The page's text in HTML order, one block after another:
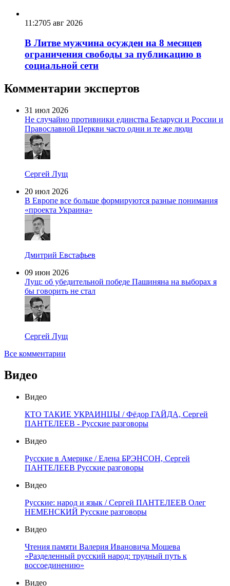
11:2705 авг 2026
В Литве мужчина осужден на 8 месяцев
ограничения свободы за публикацию в
социальной сети
Комментарии экспертов
31 июл 2026
Не случайно противники единства Беларуси и России и
Православной Церкви часто одни и те же люди
Сергей Лущ
20 июл 2026
В Европе все больше формируются разные понимания
«проекта Украина»
Дмитрий Евстафьев
09 июн 2026
Лущ: об убедительной победе Пашиняна на выборах я
бы говорить не стал
Сергей Лущ
Все комментарии
Видео
Видео
КТО ТАКИЕ УКРАИНЦЫ / Фёдор ГАЙДА, Сергей
ПАНТЕЛЕЕВ - Русские разговоры
Видео
Русские в Америке / Елена БРЭНСОН, Сергей
ПАНТЕЛЕЕВ Русские разговоры
Видео
Русские: народ и язык / Сергей ПАНТЕЛЕЕВ Олег
НЕМЕНСКИЙ Русские разговоры
Видео
Чтения памяти Валерия Ивановича Мошева
«Разделенный русский народ: трудный путь к
воссоединению»
Видео